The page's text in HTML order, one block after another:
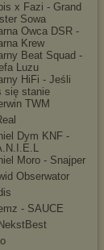
x Fazi - Grand
Sowa
Owca DSR -
Krew
Beat Squad -
Luzu
HiFi - Jeśli
się stanie
TWM
Dym KNF -
Moro - Snajper
Obserwator
- SAUCE